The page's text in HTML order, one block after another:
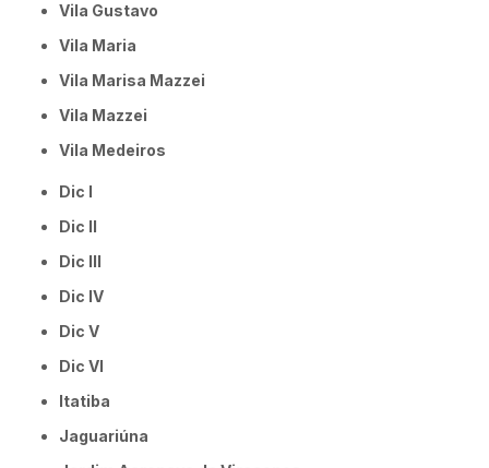
Vila Gustavo
Vila Maria
Vila Marisa Mazzei
Vila Mazzei
Vila Medeiros
Dic I
Dic II
Dic III
Dic IV
Dic V
Dic VI
Itatiba
Jaguariúna